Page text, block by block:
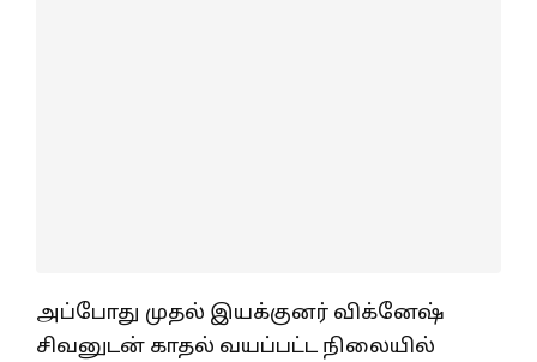
அப்போது முதல் இயக்குனர் விக்னேஷ்
சிவனுடன் காதல் வயப்பட்ட நிலையில்